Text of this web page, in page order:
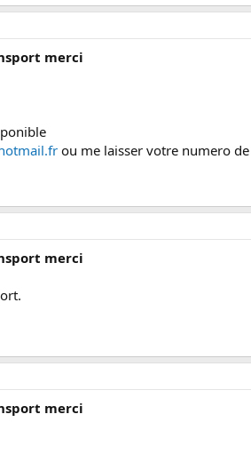
merci
ou me laisser votre numero
merci
merci